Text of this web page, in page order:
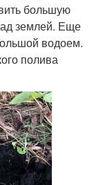
большую
землей. Еще
водоем.
полива